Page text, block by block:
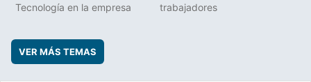
Tecnología en la empresa trabajadores
VER MÁS TEMAS